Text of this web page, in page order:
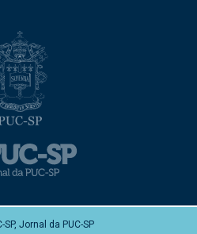
SP, Jornal da PUC-SP